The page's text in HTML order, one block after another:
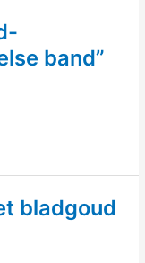
band”
bladgoud